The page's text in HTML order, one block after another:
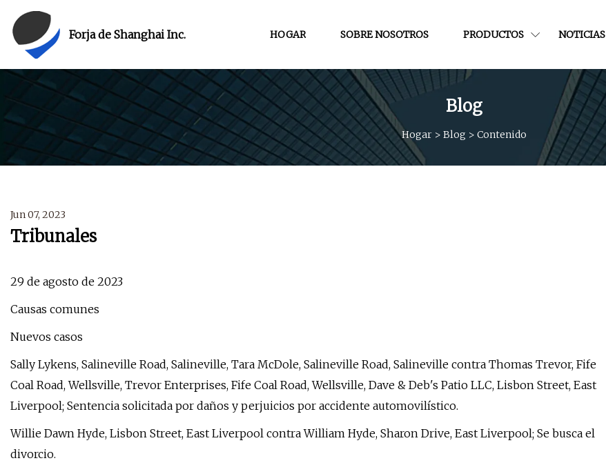
Forja de Shanghai Inc. HOGAR SOBRE NOSOTROS PRODUCTOS NOTICIAS
Blog
Hogar> Blog > Contenido
Jun 07, 2023
Tribunales
29 de agosto de 2023
Causas comunes
Nuevos casos
Sally Lykens, Salineville Road, Salineville, Tara McDole, Salineville Road, Salineville contra Thomas Trevor, Fife
Coal Road, Wellsville, Trevor Enterprises, Fife Coal Road, Wellsville, Dave & Deb's Patio LLC, Lisbon Street, East
Liverpool; Sentencia solicitada por daños y perjuicios por accidente automovilístico.
Willie Dawn Hyde, Lisbon Street, East Liverpool contra William Hyde, Sharon Drive, East Liverpool; Se busca el
divorcio.